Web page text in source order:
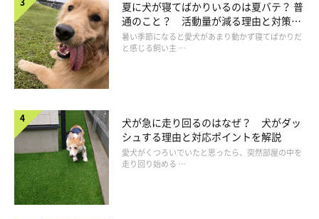
患部の管理も怠らない
夏に犬が寝てばかりいるのは夏バテ？ 普
通のこと？ 活動量が減る理由と対策と
は
暑い季節になると愛犬があまり動かず寝てばかりだ
と感じる飼い主 …
犬が急に走り回るのはなぜ？ 犬がダッ
シュする理由と対応ポイントを解説
愛犬がくつろいでいたと思ったら、突然部屋の中を
走り回り始める …